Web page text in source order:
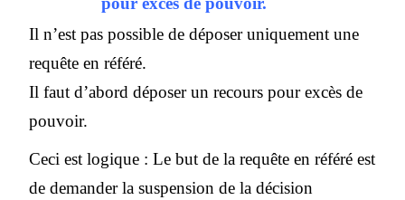
Il n’est pas possible de déposer uniquement une
requête en référé.
Il faut d’abord déposer un recours pour excès de
pouvoir.
Ceci est logique : Le but de la requête en référé est
de demander la suspension de la décision